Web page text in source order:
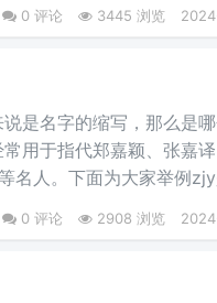
0 评论 3445 浏览
是名字的缩写，那么是
用于指代郑嘉颖、张嘉
名人。下面为大家举例
0 评论 2908 浏览